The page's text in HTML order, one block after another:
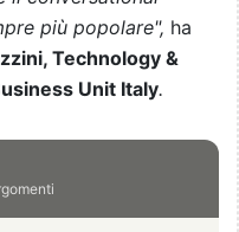
più popolare", ha
Technology &
Unit Italy.